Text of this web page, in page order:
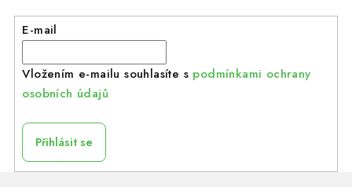
E-mail
Vložením e-mailu souhlasíte s podmínkami ochrany
osobních údajů
Přihlásit se